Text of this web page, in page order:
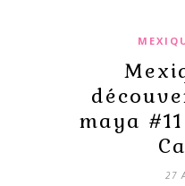
maya
27